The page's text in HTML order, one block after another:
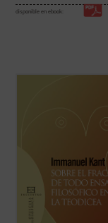
disponible en ebook:
las Críticas. En él, con ocasión